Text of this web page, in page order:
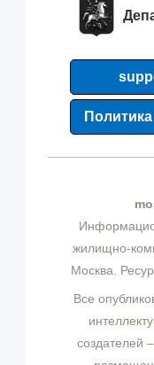
жилищно-
Москва.
Все
создателей